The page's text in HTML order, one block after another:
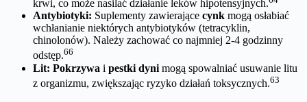
krwi, co może nasilać działanie leków hipotensyjnych.
Antybiotyki: Suplementy zawierające cynk mogą osłabiać
wchłanianie niektórych antybiotyków (tetracyklin,
chinolonów). Należy zachować co najmniej 2-4 godzinny
odstęp.66
Lit: Pokrzywa i pestki dyni mogą spowalniać usuwanie litu
z organizmu, zwiększając ryzyko działań toksycznych.63